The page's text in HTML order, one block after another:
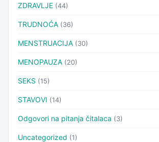
ZDRAVLJE (44)
TRUDNOĆA (36)
MENSTRUACIJA (30)
MENOPAUZA (20)
SEKS (15)
STAVOVI (14)
Odgovori na pitanja čitalaca (3)
Uncategorized (1)